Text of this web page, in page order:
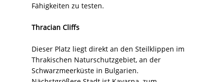
Fähigkeiten zu testen.
Thracian Cliffs
Dieser Platz liegt direkt an den Steilklippen im
Thrakischen Naturschutzgebiet, an der
Schwarzmeerküste in Bulgarien.